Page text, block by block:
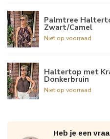
Palmtree
Zwart/Camel
Niet op voorraad
Haltertop met
Donkerbruin
Niet op voorraad
Heb je een